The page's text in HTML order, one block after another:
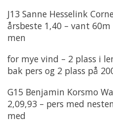
J13 Sanne Hesselink
årsbeste 1,40 – vant
men
for mye vind – 2 plass i
bak pers og 2 plass på
G15 Benjamin Korsmo
2,09,93 – pers med
med